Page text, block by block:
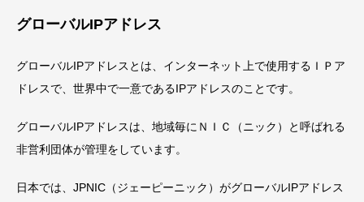
グローバルIPアドレス
グローバルIPアドレスとは、インターネット上で使用するＩＰア
ドレスで、世界中で一意であるIPアドレスのことです。
グローバルIPアドレスは、地域毎にＮＩＣ（ニック）と呼ばれる
非営利団体が管理をしています。
日本では、JPNIC（ジェーピーニック）がグローバルIPアドレス